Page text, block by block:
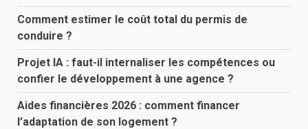
Comment estimer le coût total du permis de
conduire ?
Projet IA : faut-il internaliser les compétences ou
confier le développement à une agence ?
Aides financières 2026 : comment financer
l’adaptation de son logement ?